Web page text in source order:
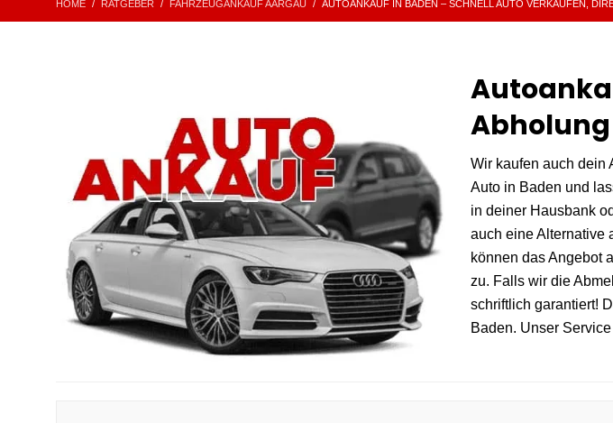
HOME RATGEBER FAHRZEUGANKAUF AARGAU AUTOANKAUF IN BADEN – SCHNELL AUTO VERKAUFEN,
Abholung
Wir kaufen auch dein
Auto in Baden und
in deiner Hausbank
auch eine Alternative
können das Angebot
zu. Falls wir die
schriftlich garantiert!
Baden. Unser